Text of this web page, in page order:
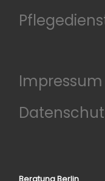
Impressum
Beratung Berlin